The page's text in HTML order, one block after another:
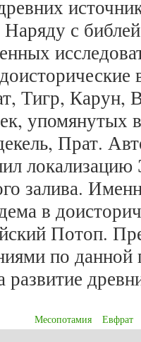
с
Тигр, Карун,
упомянутых
Прат.
залива.
в
Потоп.
по данной
развитие
Месопотамия Евфрат